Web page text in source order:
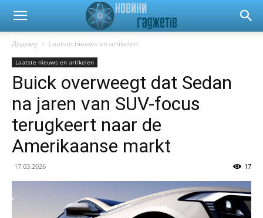
Новини
гаджетів
автомобілів
Додому Laatste nieuws en artikelen
Laatste nieuws en artikelen
Buick overweegt dat Sedan
na jaren van SUV-focus
terugkeert naar de
Amerikaanse markt
17.03.2026 17